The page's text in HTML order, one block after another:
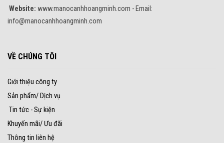
Website: www.manocanhhoangminh.com - Email:
info@manocanhhoangminh.com
VỀ CHÚNG TÔI
Giới thiệu công ty
Sản phẩm/ Dịch vụ
Tin tức - Sự kiện
Khuyến mãi/ Ưu đãi
Thông tin liên hệ